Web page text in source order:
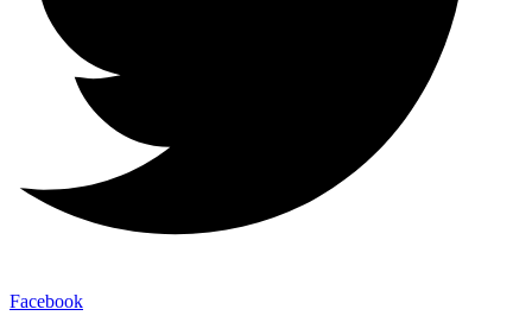
Facebook